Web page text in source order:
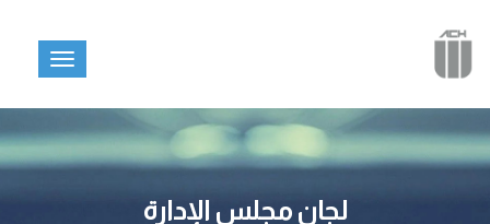
لجان مجلس الإدارة